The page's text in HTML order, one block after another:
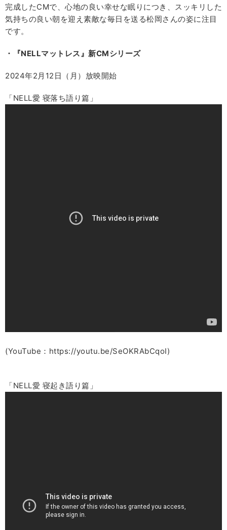
完成したCMで、心地の良い幸せな眠りにつき、スッキリした
気持ちの良い朝を迎え素敵な毎日を送る松岡さんの姿に注目
です。
・『NELLマットレス』新CMシリーズ
2024年2月12日（月）放映開始
「NELL愛 寝落ち語り篇」
(YouTube：https://youtu.be/SeOKRAbCqoI)
「NELL愛 寝起き語り篇」